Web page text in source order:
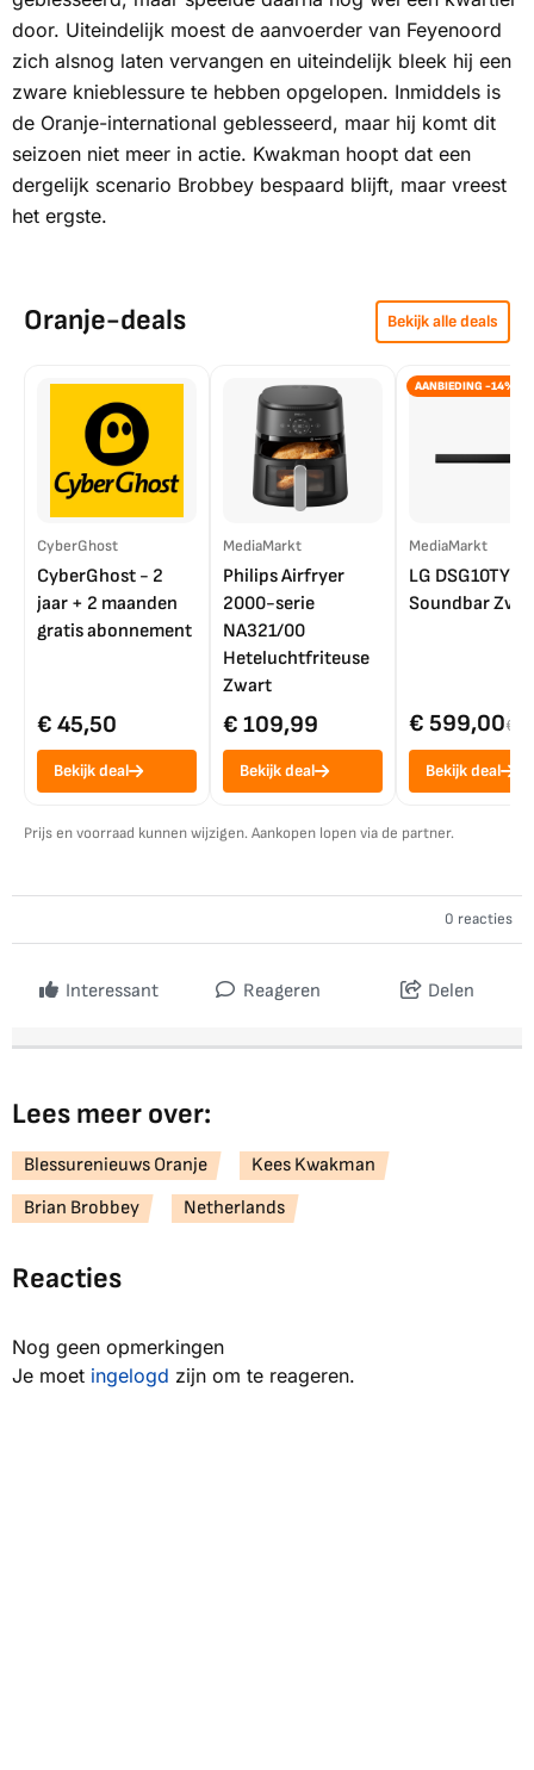
door. Uiteindelijk moest de aanvoerder van Feyenoord
zich alsnog laten vervangen en uiteindelijk bleek hij een
zware knieblessure te hebben opgelopen. Inmiddels is
de Oranje-international geblesseerd, maar hij komt dit
seizoen niet meer in actie. Kwakman hoopt dat een
dergelijk scenario Brobbey bespaard blijft, maar vreest
het ergste.
Oranje-deals Bekijk alle deals
CyberGhost
CyberGhost - 2
jaar + 2 maanden
gratis abonnement
€ 45,50
Bekijk deal
MediaMarkt
Philips Airfryer
2000-serie
NA321/00
Heteluchtfriteuse
Zwart
€ 109,99
Bekijk deal
AANBIEDING -14%
MediaMarkt
LG DSG10TY
Soundbar
€ 599,00€
Bekijk deal
Prijs en voorraad kunnen wijzigen. Aankopen lopen via de partner.
0 reacties
Interessant Reageren Delen
Lees meer over:
Blessurenieuws Oranje
Kees Kwakman
Brian Brobbey
Netherlands
Reacties
Nog geen opmerkingen
Je moet ingelogd zijn om te reageren.